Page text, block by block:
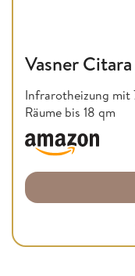
Vasner
Infrarotheizung mit
Räume bis 18 qm